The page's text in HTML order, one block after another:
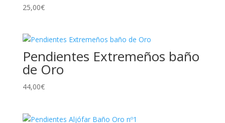
25,00€
Pendientes Extremeños baño
de Oro
44,00€